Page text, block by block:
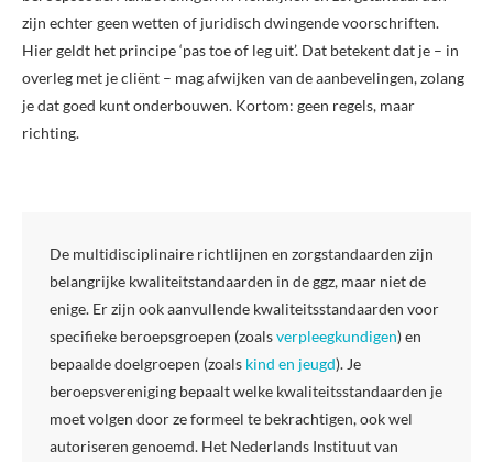
zijn echter geen wetten of juridisch dwingende voorschriften.
Hier geldt het principe ‘pas toe of leg uit’. Dat betekent dat je – in
overleg met je cliënt – mag afwijken van de aanbevelingen, zolang
je dat goed kunt onderbouwen. Kortom: geen regels, maar
richting.
De multidisciplinaire richtlijnen en zorgstandaarden zijn
belangrijke kwaliteitstandaarden in de ggz, maar niet de
enige. Er zijn ook aanvullende kwaliteitsstandaarden voor
specifieke beroepsgroepen (zoalsverpleegkundigen) en
bepaalde doelgroepen (zoals kind en jeugd). Je
beroepsvereniging bepaalt welke kwaliteitsstandaarden je
moet volgen door ze formeel te bekrachtigen, ook wel
autoriseren genoemd. Het Nederlands Instituut van